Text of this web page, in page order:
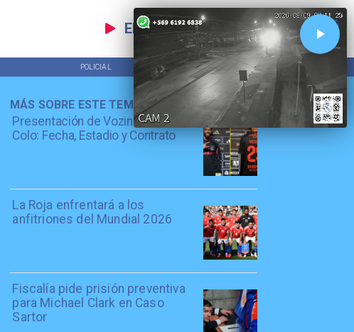
EN VIVO
POLICIAL TENDENCIAS
Presentación de Vozinha en Colo
Colo: Fecha, Estadio y Contrato
La Roja enfrentará a los
anfitriones del Mundial 2026
Fiscalía pide prisión preventiva
para Michael Clark en Caso
Sartor
MÁS SOBRE ESTE TEMA